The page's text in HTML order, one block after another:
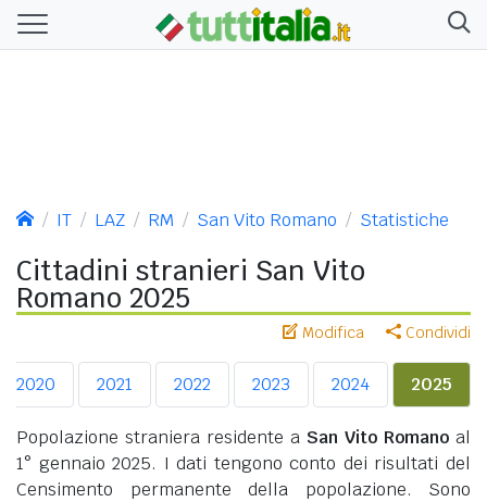
IT LAZ RM San Vito Romano Statistiche
Cittadini stranieri San Vito
Romano 2025
Modifica Condividi
2020 2021 2022 2023 2024 2025
Popolazione straniera residente a San Vito Romano al
1° gennaio 2025. I dati tengono conto dei risultati del
Censimento permanente della popolazione. Sono